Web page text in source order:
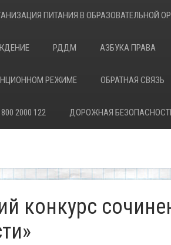
ПИТАНИЯ В ОБРАЗОВАТЕЛЬНОЙ
РДДМ АЗБУКА ПРАВА
РЕЖИМЕ ОБРАТНАЯ СВЯЗЬ
2000 122 ДОРОЖНАЯ
конкурс